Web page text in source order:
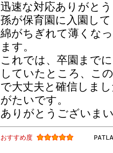
迅速な対応ありがと
孫が保育園に入園し
綿がちぎれて薄くな
ます。
これでは、卒園まで
していたところ、こ
で大丈夫と確信しま
がたいです。
ありがとうございま
おすすめ度